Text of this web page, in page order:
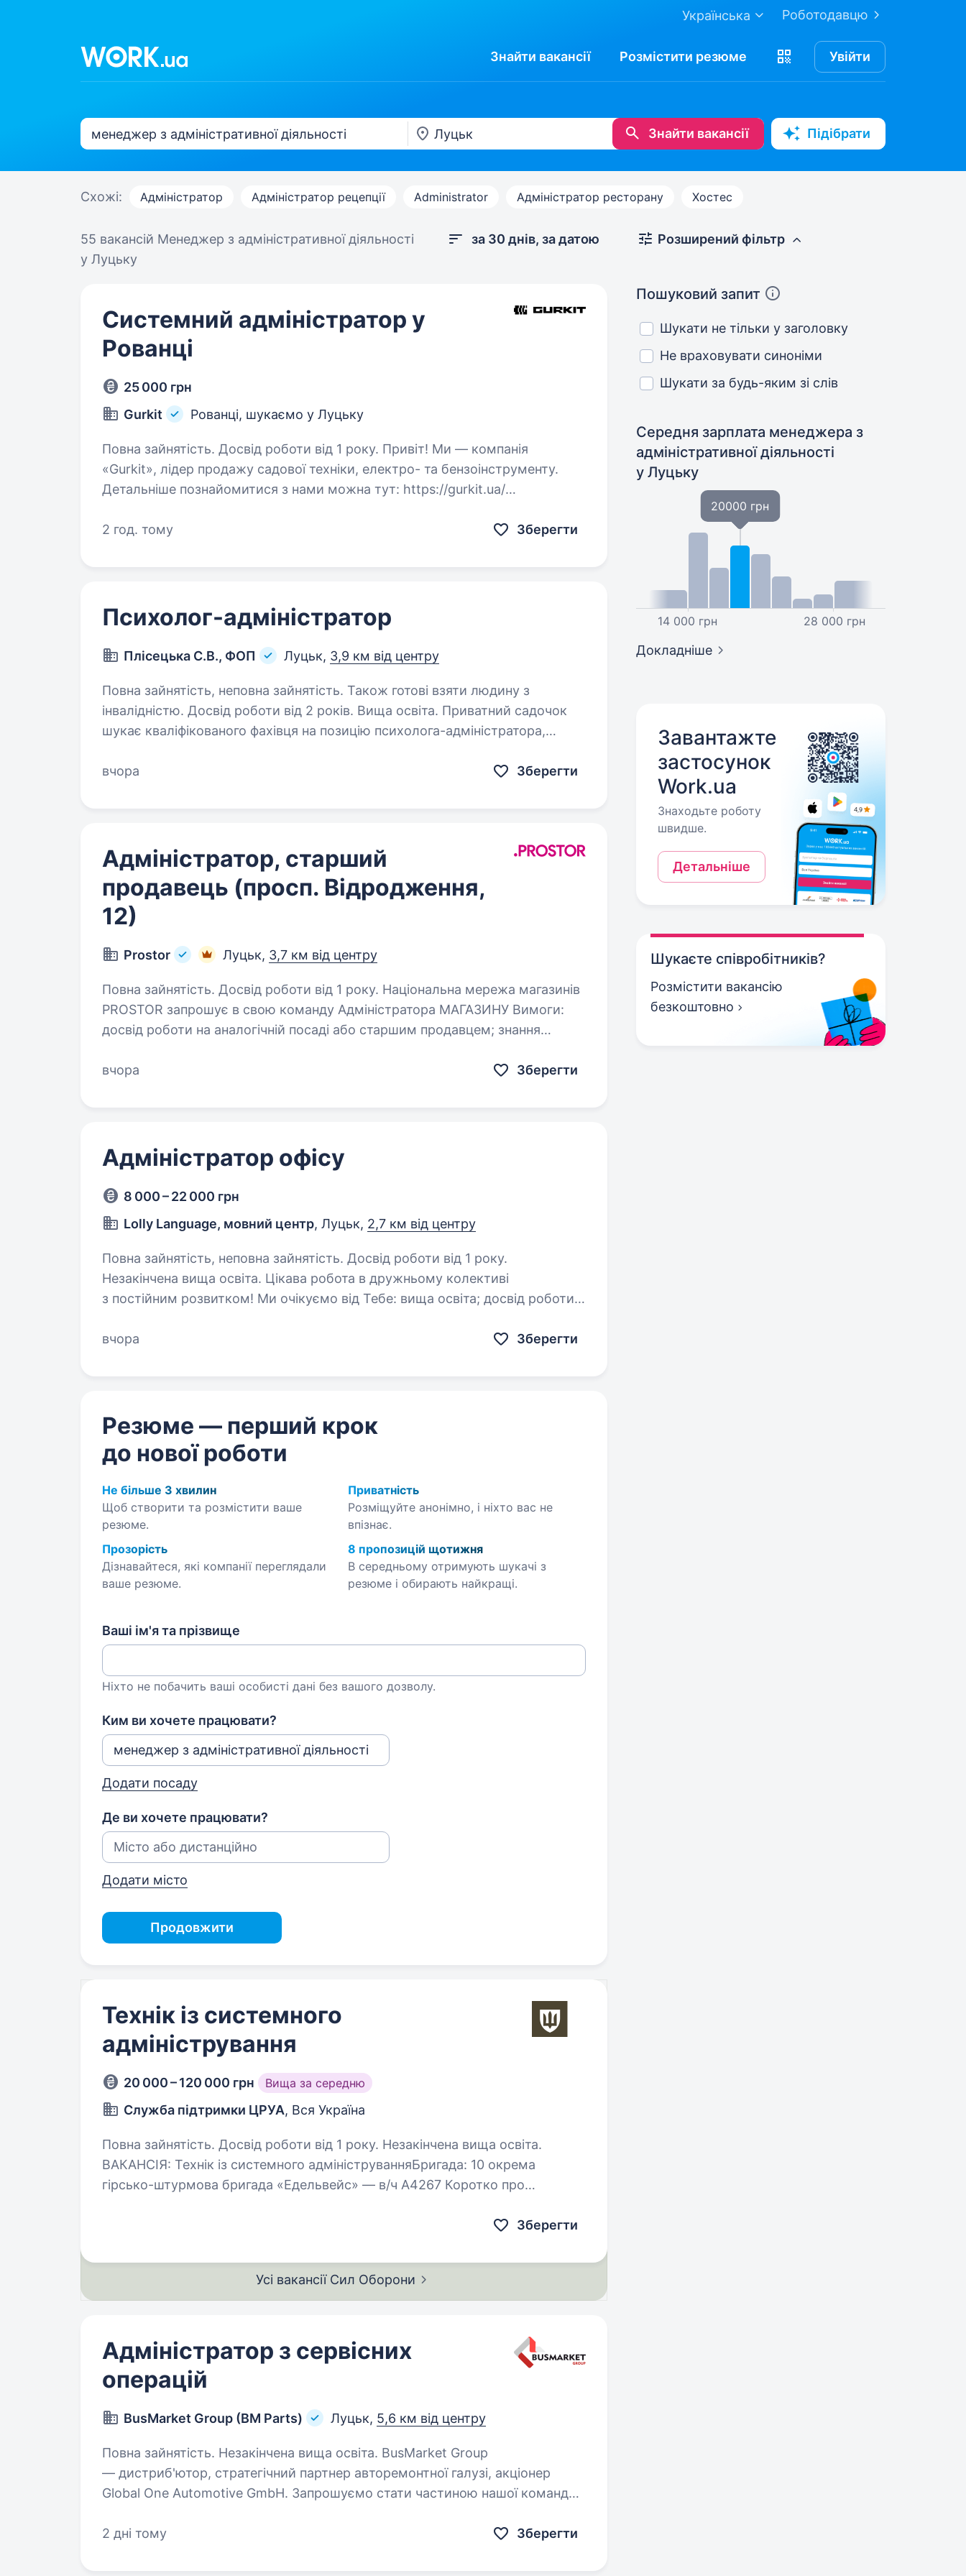
Роботодавцю
Українська
Знайти вакансії Розмістити резюме Увійти
Знайти вакансії Підібрати
Схожі: Адміністратор Адміністратор рецепції Administrator Адміністратор ресторану Хостес
55 вакансій Менеджер з адміністративної діяльності
у Луцьку
за 30 днів, за датою
Системний адміністратор у
Рованці
25 000 грн
Gurkit
Рованці, шукаємо у Луцьку
Повна зайнятість. Досвід роботи від 1 року. Привіт! Ми — компанія
«Gurkit», лідер продажу садової техніки, електро- та бензоінструменту.
Детальніше познайомитися з нами можна тут: https://gurkit.ua/
2 год. тому
Зберегти
Психолог-адміністратор
Плісецька С.В., ФОП Луцьк, 3,9 км від центру
Повна зайнятість, неповна зайнятість. Також готові взяти людину з
інвалідністю. Досвід роботи від 2 років. Вища освіта. Приватний садочок
шукає кваліфікованого фахівця на позицію психолога-адміністратора,
а й бути «обличчям» садочку, створюючи довірливу і творчу атмосферу!…
вчора Зберегти
Адміністратор, старший
продавець (просп. Відродження,
12)
Prostor Луцьк, 3,7 км від центру
Повна зайнятість. Досвід роботи від 1 року. Національна мережа магазинів
PROSTOR запрошує в свою команду Адміністратора МАГАЗИНУ Вимоги:
досвід роботи на аналогічній посаді або старшим продавцем; знання
вчора
Зберегти
Адміністратор офісу
8 000 – 22 000 грн
Lolly Language, мовний центр, Луцьк, 2,7 км від центру
Повна зайнятість, неповна зайнятість. Досвід роботи від 1 року.
Незакінчена вища освіта. Цікава робота в дружньому колективі
з постійним розвитком! Ми очікуємо від Тебе: вища освіта; досвід роботи
вчора Зберегти
Резюме — перший крок
до нової роботи
Не більше 3 хвилин
Щоб створити та розмістити ваше
резюме.
Приватність
Розміщуйте анонімно, і ніхто вас не
впізнає.
Прозорість
Дізнавайтеся, які компанії переглядали
ваше резюме.
8 пропозицій щотижня
В середньому отримують шукачі з
резюме і обирають найкращі.
Ваші ім'я та прізвище
Ніхто не побачить ваші особисті дані без вашого дозволу.
Ким ви хочете працювати?
Додати посаду
Де ви хочете працювати?
Додати місто
Продовжити
Технік із системного
адміністрування
20 000 – 120 000 грн Вища за середню
Служба підтримки ЦРУА, Вся Україна
Повна зайнятість. Досвід роботи від 1 року. Незакінчена вища освіта.
ВАКАНСІЯ: Технік із системного адмініструванняБригада: 10 окрема
гірсько-штурмова бригада «Едельвейс» — в/ч А4267 Коротко про
Зберегти
Усі вакансії Сил Оборони
Адміністратор з сервісних
операцій
BusMarket Group (BM Parts) Луцьк, 5,6 км від центру
Повна зайнятість. Незакінчена вища освіта. BusMarket Group
— дистриб'ютор, стратегічний партнер авторемонтної галузі, акціонер
Global One Automotive GmbH. Запрошуємо стати частиною нашої команди
2 дні тому
Зберегти
Розширений фільтр
Пошуковий запит
Шукати не тільки у заголовку
Не враховувати синоніми
Шукати за будь-яким зі слів
Середня зарплата менеджера з
адміністративної діяльності
у Луцьку
14 000 грн
20000 грн
28 000 грн
Докладніше
Завантажте
застосунок
Work.ua
Знаходьте роботу
швидше.
Детальніше
Шукаєте співробітників?
Розмістити вакансію
безкоштовно